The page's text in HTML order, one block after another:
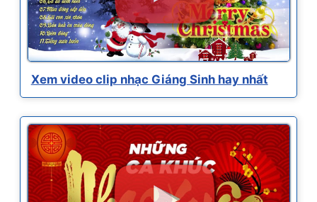
Xem video clip nhạc Giáng Sinh hay nhất